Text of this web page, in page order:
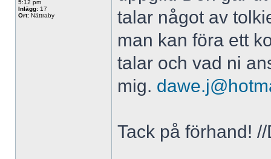
5:12 pm
Inlägg: 17
Ort: Nättraby
talar något av
man kan föra ett
talar och vad ni
mig.
Tack på förhand!